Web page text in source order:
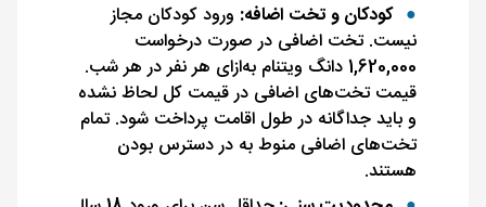
کودکان و تخت اضافه: ورود کودکان مجاز
نیست. تخت اضافی در صورت درخواست
1,620,000 دانگ ویتنام به‌ازای هر نفر در هر شب.
قیمت تخت‌های اضافی در قیمت کل لحاظ نشده
و باید جداگانه در طول اقامت پرداخت شود. تمام
تخت‌های اضافی منوط به در دسترس بودن
هستند.